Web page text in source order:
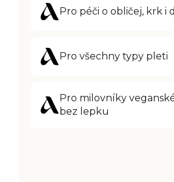
Pro péči o obličej, krk i
Pro všechny typy pleti
Pro milovníky
bez lepku